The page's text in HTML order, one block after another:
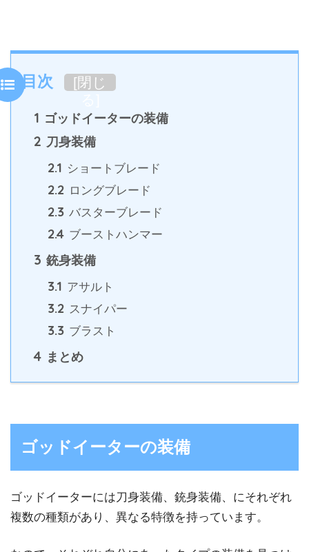
目次 [閉じ
1 ゴッドイーターの装備
2 刀身装備
2.1 ショートブレード
2.2 ロングブレード
2.3 バスターブレード
2.4 ブーストハンマー
3 銃身装備
3.1 アサルト
3.2 スナイパー
3.3 ブラスト
4 まとめ
ゴッドイーターの装備
ゴッドイーターには刀身装備、銃身装備、にそれぞれ
複数の種類があり、異なる特徴を持っています。